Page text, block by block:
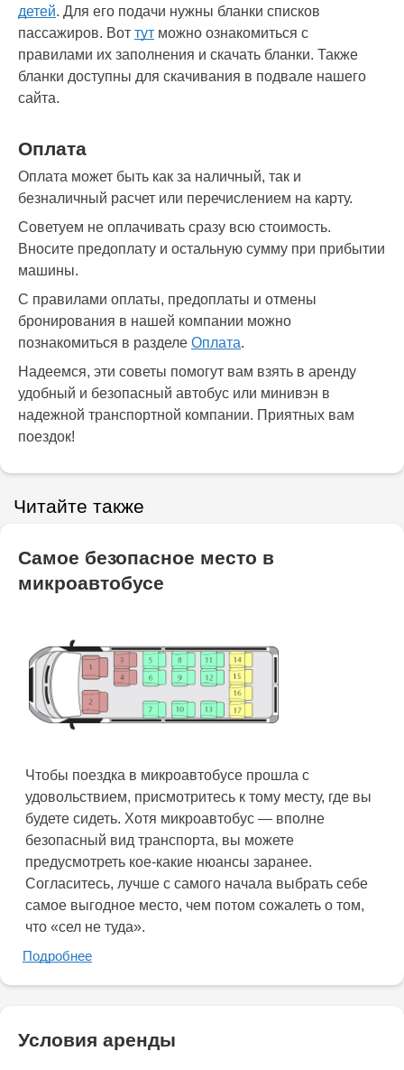
детей. Для его подачи нужны бланки списков
пассажиров. Вот тут можно ознакомиться с
правилами их заполнения и скачать бланки. Также
бланки доступны для скачивания в подвале нашего
сайта.
Оплата
Оплата может быть как за наличный, так и
безналичный расчет или перечислением на карту.
Советуем не оплачивать сразу всю стоимость.
Вносите предоплату и остальную сумму при прибытии
машины.
С правилами оплаты, предоплаты и отмены
бронирования в нашей компании можно
познакомиться в разделе Оплата.
Надеемся, эти советы помогут вам взять в аренду
удобный и безопасный автобус или минивэн в
надежной транспортной компании. Приятных вам
поездок!
Читайте также
Самое безопасное место в
микроавтобусе
Чтобы поездка в микроавтобусе прошла с
удовольствием, присмотритесь к тому месту, где вы
будете сидеть. Хотя микроавтобус — вполне
безопасный вид транспорта, вы можете
предусмотреть кое-какие нюансы заранее.
Согласитесь, лучше с самого начала выбрать себе
самое выгодное место, чем потом сожалеть о том,
что «сел не туда».
Подробнее
Условия аренды